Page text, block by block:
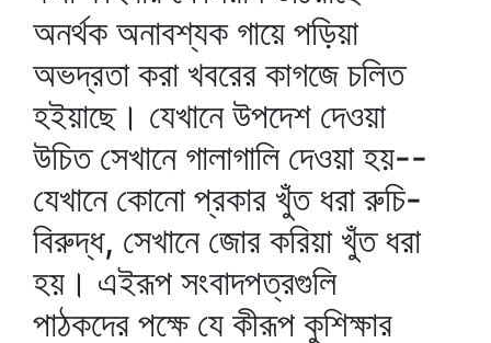
অনর্থক অনাবশ্যক গায়ে পড়িয়া
অভদ্রতা করা খবরের কাগজে চলিত
হইয়াছে। যেখানে উপদেশ দেওয়া
উচিত সেখানে গালাগালি দেওয়া হয়--
যেখানে কোনো প্রকার খুঁত ধরা রুচি-
বিরুদ্ধ, সেখানে জোর করিয়া খুঁত ধরা
হয়। এইরূপ সংবাদপত্রগুলি
পাঠকদের পক্ষে যে কীরূপ কুশিক্ষার